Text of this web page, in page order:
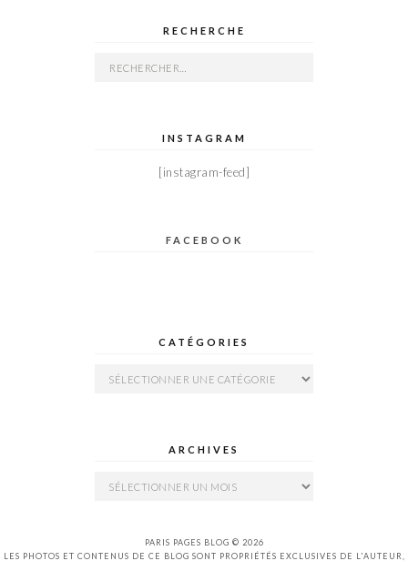
RECHERCHE
Rechercher :
INSTAGRAM
[instagram-feed]
FACEBOOK
CATÉGORIES
Catégories
ARCHIVES
Archives
PARIS PAGES BLOG © 2026
LES PHOTOS ET CONTENUS DE CE BLOG SONT PROPRIÉTÉS EXCLUSIVES DE L'AUTEUR,